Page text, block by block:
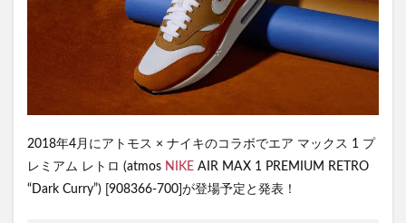
2018年4月にアトモス × ナイキのコラボでエア マックス 1 プ
レミアム レトロ (atmos NIKE AIR MAX 1 PREMIUM RETRO
“Dark Curry”) [908366-700]が登場予定と発表！